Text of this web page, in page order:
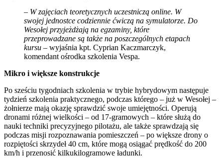
– W zajęciach teoretycznych uczestniczą online. W
swojej jednostce codziennie ćwiczą na symulatorze. Do
Wesołej przyjeżdżają na egzaminy, które
przeprowadzane są także na poszczególnych etapach
kursu – wyjaśnia kpt. Cyprian Kaczmarczyk,
komendant ośrodka szkolenia Vespa.
Mikro i większe konstrukcje
Po sześciu tygodniach szkolenia w trybie hybrydowym następuje
tydzień szkolenia praktycznego, podczas którego – już w Wesołej –
żołnierze mają okazję sprawdzić swoje umiejętności. Operują
dronami różnej wielkości – od 17-gramowych – które służą do
nauki techniki precyzyjnego pilotażu, ale także sprawdzają się
podczas misji rozpoznawania pomieszczeń – po większe drony o
rozpiętości skrzydeł 40 cm, które mogą osiągać prędkość do 200
km/h i przenosić kilkukilogramowe ładunki.